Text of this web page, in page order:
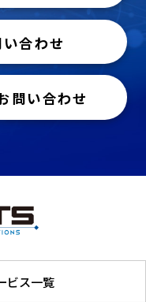
合わせ
問い合わせ
ビス一覧